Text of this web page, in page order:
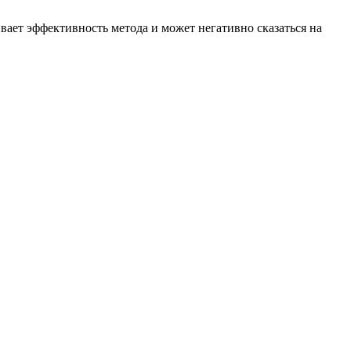
эффективность метода и может негативно сказаться на